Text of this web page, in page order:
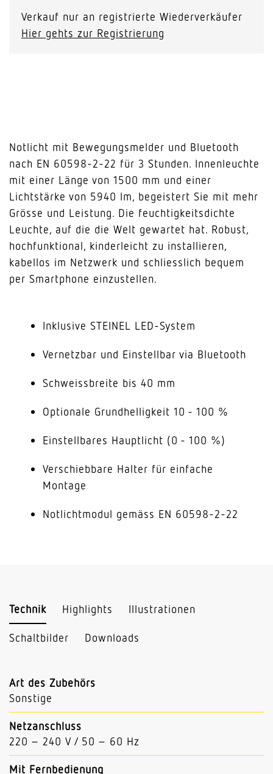
5150
Verkauf nur an registrierte Wiederverkäufer
Hier gehts zur Registrierung
Notlicht mit Bewegungsmelder und Bluetooth
nach EN 60598-2-22 für 3 Stunden. Innenleuchte
mit einer Länge von 1500 mm und einer
Lichtstärke von 5940 lm, begeistert Sie mit mehr
Grösse und Leistung. Die feuchtigkeitsdichte
Leuchte, auf die die Welt gewartet hat. Robust,
hochfunktional, kinderleicht zu installieren,
kabellos im Netzwerk und schliesslich bequem
per Smartphone einzustellen.
Inklusive STEINEL LED-System
Vernetzbar und Einstellbar via Bluetooth
Schweissbreite bis 40 mm
Optionale Grundhelligkeit 10 - 100 %
Einstellbares Hauptlicht (0 - 100 %)
Verschiebbare Halter für einfache
Montage
Notlichtmodul gemäss EN 60598-2-22
Technik Highlights Illustrationen
Schaltbilder Downloads
Art des Zubehörs
Sonstige
Netzanschluss
220 – 240 V / 50 – 60 Hz
Mit Fernbedienung